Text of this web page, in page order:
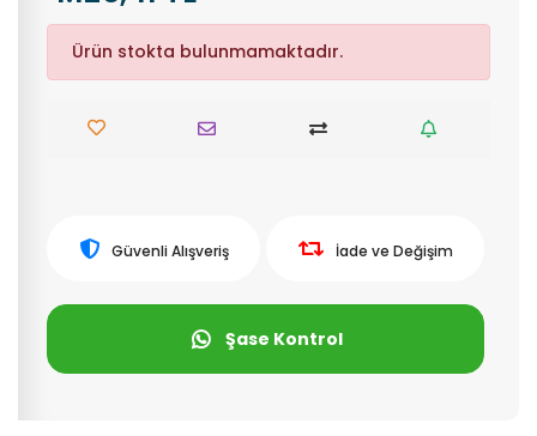
Ürün stokta bulunmamaktadır.
Güvenli Alışveriş İade ve Değişim
Şase Kontrol